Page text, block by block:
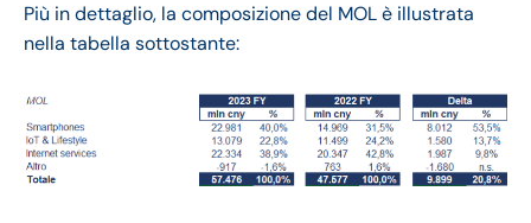
Più in dettaglio, la composizione del MOL è illustrata
nella tabella sottostante: